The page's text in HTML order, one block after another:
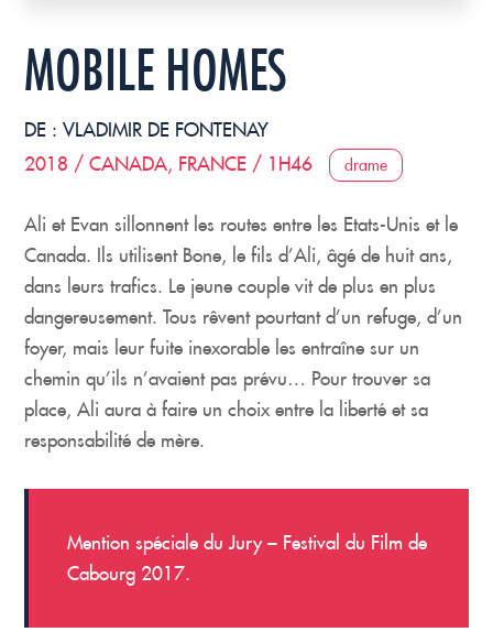
MOBILE HOMES
DE :VLADIMIR DE FONTENAY
2018 / CANADA, FRANCE / 1H46
drame
Ali et Evan sillonnent les routes entre les Etats-Unis et le
Canada. Ils utilisent Bone, le fils d’Ali, âgé de huit ans,
dans leurs trafics. Le jeune couple vit de plus en plus
dangereusement. Tous rêvent pourtant d’un refuge, d’un
foyer, mais leur fuite inexorable les entraîne sur un
chemin qu’ils n’avaient pas prévu… Pour trouver sa
place, Ali aura à faire un choix entre la liberté et sa
responsabilité de mère.
Mention spéciale du Jury – Festival du Film de
Cabourg 2017.